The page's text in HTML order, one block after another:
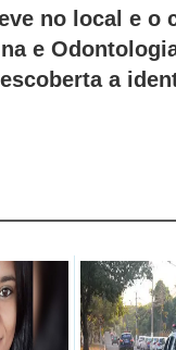
no local e o
e
a